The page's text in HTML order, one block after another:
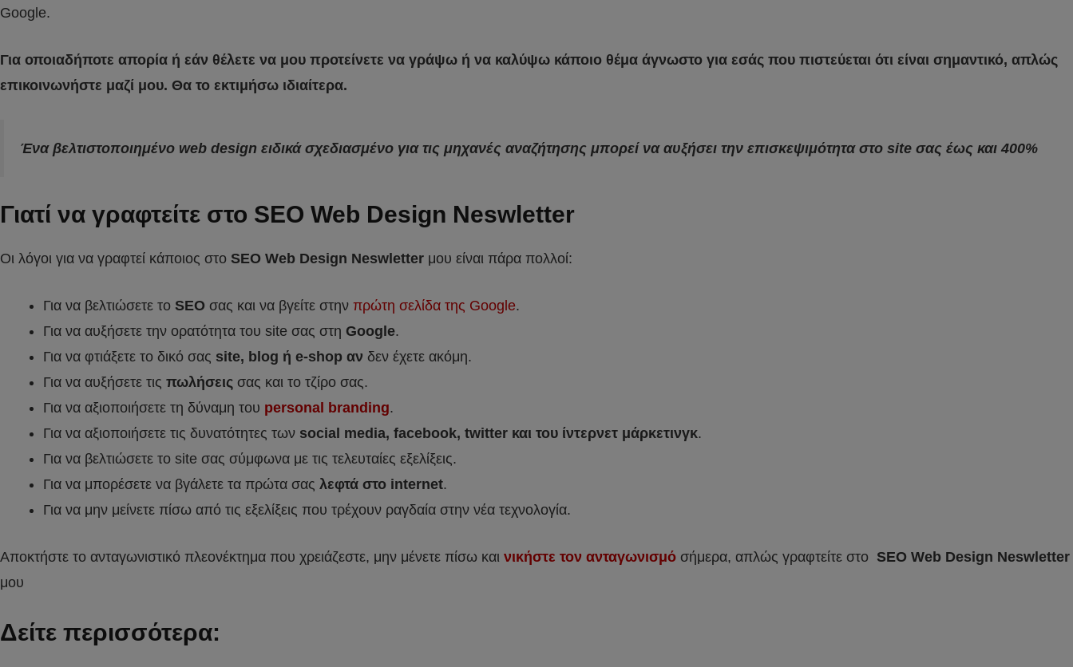
Google.
Για οποιαδήποτε απορία ή εάν θέλετε να μου προτείνετε να γράψω ή να καλύψω κάποιο θέμα άγνωστο για εσάς που πιστεύεται ότι είναι σημαντικό, απλώς
επικοινωνήστε μαζί μου. Θα το εκτιμήσω ιδιαίτερα.
Ένα βελτιστοποιημένο web design ειδικά σχεδιασμένο για τις μηχανές αναζήτησης μπορεί να αυξήσει την επισκεψιμότητα στο site σας έως και 400%
Γιατί να γραφτείτε στο SEO Web Design Neswletter
Οι λόγοι για να γραφτεί κάποιος στο SEO Web Design Neswletter μου είναι πάρα πολλοί:
Για να βελτιώσετε το SEO σας και να βγείτε στην πρώτη σελίδα της Google.
Για να αυξήσετε την ορατότητα του site σας στη Google.
Για να φτιάξετε το δικό σας site, blog ή e-shop αν δεν έχετε ακόμη.
Για να αυξήσετε τις πωλήσεις σας και το τζίρο σας.
Για να αξιοποιήσετε τη δύναμη του personal branding.
Για να αξιοποιήσετε τις δυνατότητες των social media, facebook, twitter και του ίντερνετ μάρκετινγκ.
Για να βελτιώσετε το site σας σύμφωνα με τις τελευταίες εξελίξεις.
Για να μπορέσετε να βγάλετε τα πρώτα σας λεφτά στο internet.
Για να μην μείνετε πίσω από τις εξελίξεις που τρέχουν ραγδαία στην νέα τεχνολογία.
Αποκτήστε το ανταγωνιστικό πλεονέκτημα που χρειάζεστε, μην μένετε πίσω και νικήστε τον ανταγωνισμό σήμερα, απλώς γραφτείτε στο SEO Web Design Neswletter
μου
Δείτε περισσότερα: